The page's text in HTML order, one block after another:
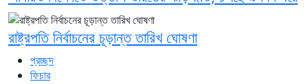
প্রচ্ছদ
ফিচার
রাষ্ট্রপতি নির্বাচনের চূড়ান্ত তারিখ ঘোষণা